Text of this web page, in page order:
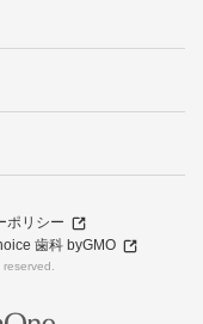
ポリシー
歯科 byGMO